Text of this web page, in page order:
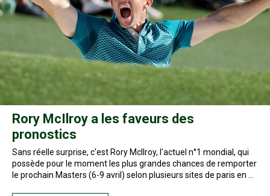
Rory McIlroy a les faveurs des
pronostics
Sans réelle surprise, c'est Rory McIlroy, l'actuel n°1 mondial, qui
possède pour le moment les plus grandes chances de remporter
le prochain Masters (6-9 avril) selon plusieurs sites de paris en …